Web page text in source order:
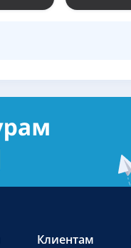
Клиентам